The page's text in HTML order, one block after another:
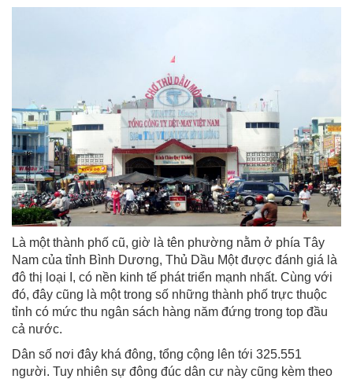
Là một thành phố cũ, giờ là tên phường nằm ở phía Tây
Nam của tỉnh Bình Dương, Thủ Dầu Một được đánh giá là
đô thị loại I, có nền kinh tế phát triển mạnh nhất. Cùng với
đó, đây cũng là một trong số những thành phố trực thuộc
tỉnh có mức thu ngân sách hàng năm đứng trong top đầu
cả nước.
Dân số nơi đây khá đông, tổng cộng lên tới 325.551
người. Tuy nhiên sự đông đúc dân cư này cũng kèm theo